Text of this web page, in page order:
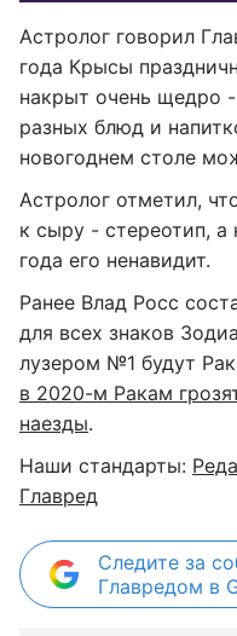
Астролог говорил
года Крысы
накрыт очень щедро
разных блюд и
новогоднем столе
Астролог отметил,
к сыру - стереотип,
года его ненавидит.
Ранее Влад Росс
для всех знаков
лузером №1 будут
в 2020-м Ракам
наезды.
Наши стандарты:
Главред
Следите за
Главредом в